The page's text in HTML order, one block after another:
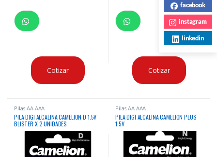
Cotizar Cotizar
Pilas AA AAA
PILA DIGI ALCALINA CAMELION D 1.5V
BLISTER X 2 UNIDADES
Pilas AA AAA
PILA DIGI ALCALINA CAMELION PLUS
1.5V
facebook
instagram
linkedin